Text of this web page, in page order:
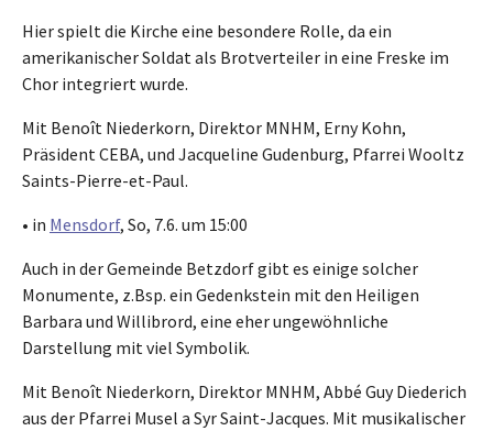
Hier spielt die Kirche eine besondere Rolle, da ein
amerikanischer Soldat als Brotverteiler in eine Freske im
Chor integriert wurde.
Mit Benoît Niederkorn, Direktor MNHM, Erny Kohn,
Präsident CEBA, und Jacqueline Gudenburg, Pfarrei Wooltz
Saints-Pierre-et-Paul.
• in Mensdorf, So, 7.6. um 15:00
Auch in der Gemeinde Betzdorf gibt es einige solcher
Monumente, z.Bsp. ein Gedenkstein mit den Heiligen
Barbara und Willibrord, eine eher ungewöhnliche
Darstellung mit viel Symbolik.
Mit Benoît Niederkorn, Direktor MNHM, Abbé Guy Diederich
aus der Pfarrei Musel a Syr Saint-Jacques. Mit musikalischer